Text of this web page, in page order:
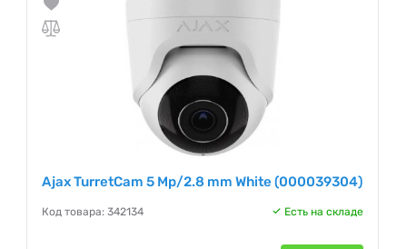
Ajax TurretCam 5 Mp/2.8 mm White (000039304)
Код товара: 342134 Есть на складе